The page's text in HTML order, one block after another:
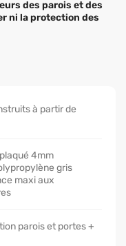
des parois et des
ni la protection des
à partir de
4mm
gris
maxi aux
parois et portes +